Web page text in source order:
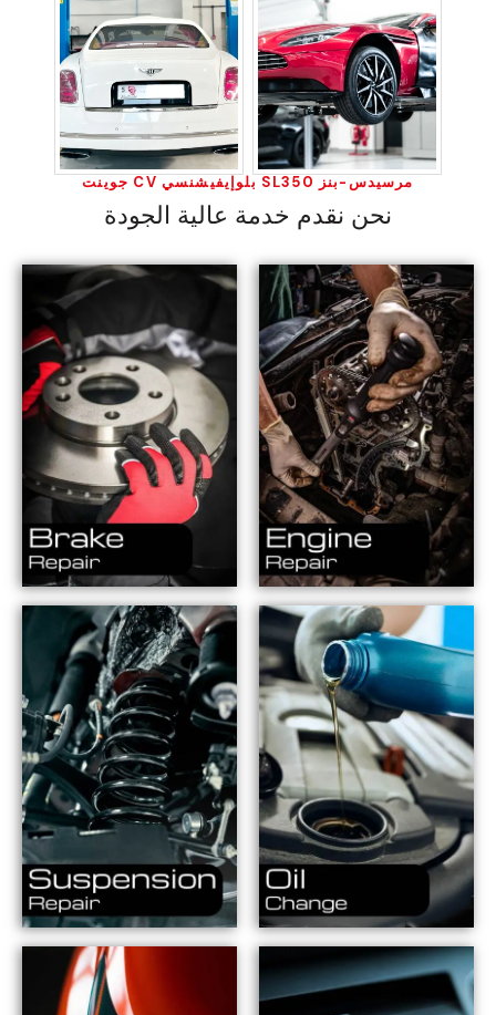
مرسيدس-بنز SL350 بلوإيفيشنسي CV جوينت
نحن نقدم خدمة عالية الجودة